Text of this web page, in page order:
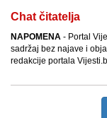
Chat čitatelja
NAPOMENA - Portal
sadržaj bez najave i
redakcije portala